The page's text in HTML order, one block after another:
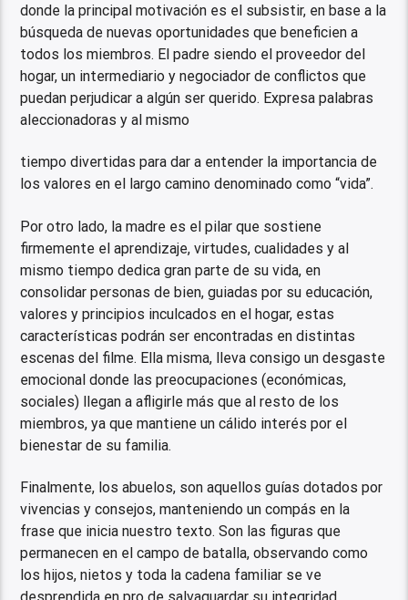
donde la principal motivación es el subsistir, en base a la
búsqueda de nuevas oportunidades que beneficien a
todos los miembros. El padre siendo el proveedor del
hogar, un intermediario y negociador de conflictos que
puedan perjudicar a algún ser querido. Expresa palabras
aleccionadoras y al mismo
tiempo divertidas para dar a entender la importancia de
los valores en el largo camino denominado como “vida”.
Por otro lado, la madre es el pilar que sostiene
firmemente el aprendizaje, virtudes, cualidades y al
mismo tiempo dedica gran parte de su vida, en
consolidar personas de bien, guiadas por su educación,
valores y principios inculcados en el hogar, estas
características podrán ser encontradas en distintas
escenas del filme. Ella misma, lleva consigo un desgaste
emocional donde las preocupaciones (económicas,
sociales) llegan a afligirle más que al resto de los
miembros, ya que mantiene un cálido interés por el
bienestar de su familia.
Finalmente, los abuelos, son aquellos guías dotados por
vivencias y consejos, manteniendo un compás en la
frase que inicia nuestro texto. Son las figuras que
permanecen en el campo de batalla, observando como
los hijos, nietos y toda la cadena familiar se ve